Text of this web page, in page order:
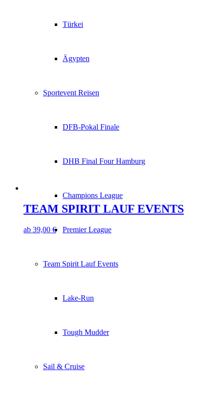
Türkei
Ägypten
Sportevent Reisen
DFB-Pokal Finale
DHB Final Four Hamburg
Champions League
Premier League
Team Spirit Lauf Events
Lake-Run
Tough Mudder
Sail & Cruise
TEAM SPIRIT LAUF EVENTS
ab 39,00 €